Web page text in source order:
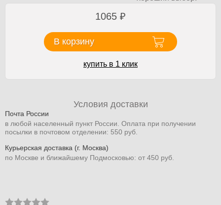
1065 ₽
В корзину
купить в 1 клик
Условия доставки
Почта России
в любой населенный пункт России. Оплата при получении
посылки в почтовом отделении: 550 руб.
Курьерская доставка (г. Москва)
по Москве и ближайшему Подмосковью: от 450 руб.